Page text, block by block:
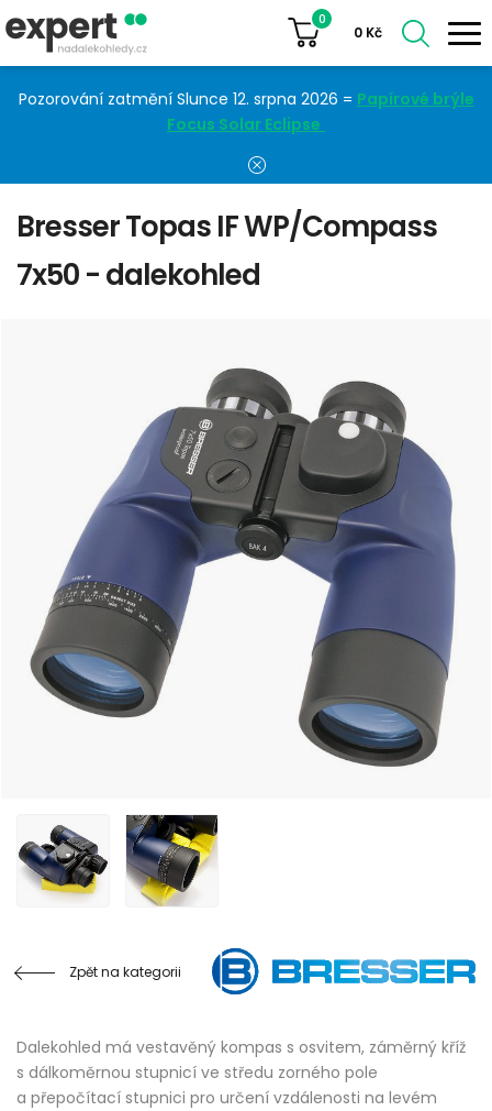
Pozorování zatmění Slunce 12. srpna 2026 = Papírové brýle
Focus Solar Eclipse
0
0 Kč
Bresser Topas IF WP/Compass
7x50 - dalekohled
Zpět na kategorii
Dalekohled má vestavěný kompas s osvitem, záměrný kříž
s dálkoměrnou stupnicí ve středu zorného pole
a přepočítací stupnici pro určení vzdálenosti na levém